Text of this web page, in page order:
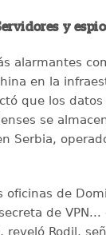
y
alarmantes
en la
que los
se
Serbia,
oficinas de
de VPN...
reveló Rodil,